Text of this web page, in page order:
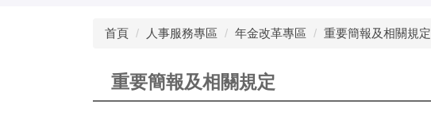
首頁 人事服務專區 年金改革專區 重要簡報及相關規定
重要簡報及相關規定